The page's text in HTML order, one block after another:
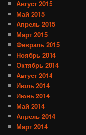
Август 2015
Май 2015
Апрель 2015
Март 2015
Февраль 2015
Ноябрь 2014
Октябрь 2014
Август 2014
Июль 2014
Июнь 2014
Май 2014
Апрель 2014
Март 2014